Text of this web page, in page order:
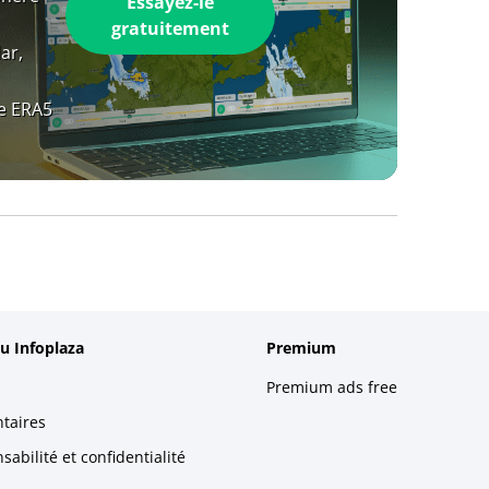
gratuitement
Infoplaza
et confidentialité
Premium
Premium ads free